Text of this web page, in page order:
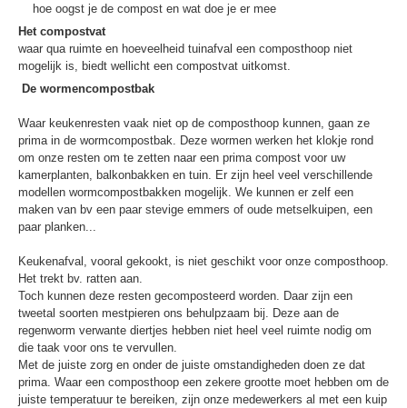
hoe oogst je de compost en wat doe je er mee
Het compostvat
waar qua ruimte en hoeveelheid tuinafval een composthoop niet
mogelijk is, biedt wellicht een compostvat uitkomst.
De wormencompostbak
Waar keukenresten vaak niet op de composthoop kunnen, gaan ze
prima in de wormcompostbak. Deze wormen werken het klokje rond
om onze resten om te zetten naar een prima compost voor uw
kamerplanten, balkonbakken en tuin. Er zijn heel veel verschillende
modellen wormcompostbakken mogelijk. We kunnen er zelf een
maken van bv een paar stevige emmers of oude metselkuipen, een
paar planken...
Keukenafval, vooral gekookt, is niet geschikt voor onze composthoop.
Het trekt bv. ratten aan.
Toch kunnen deze resten gecomposteerd worden. Daar zijn een
tweetal soorten mestpieren ons behulpzaam bij. Deze aan de
regenworm verwante diertjes hebben niet heel veel ruimte nodig om
die taak voor ons te vervullen.
Met de juiste zorg en onder de juiste omstandigheden doen ze dat
prima. Waar een composthoop een zekere grootte moet hebben om de
juiste temperatuur te bereiken, zijn onze medewerkers al met een kuip